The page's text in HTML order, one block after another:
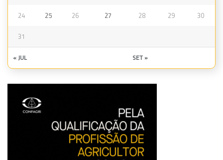
24 25 26 27 28 29 30
31
« JUL SET »